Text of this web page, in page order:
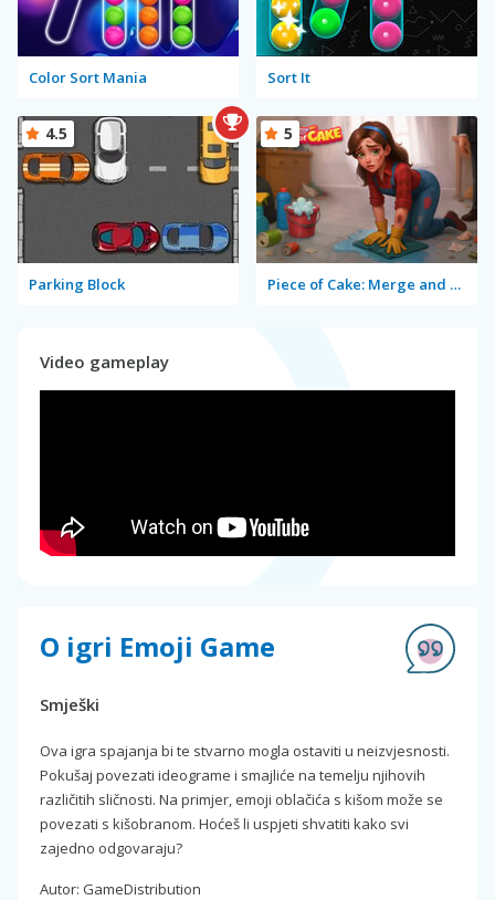
Color Sort Mania Sort It
Parking Block
4.5
Piece of Cake: Merge and Bake
5
Video gameplay
O igri Emoji Game
Smješki
Ova igra spajanja bi te stvarno mogla ostaviti u neizvjesnosti.
Pokušaj povezati ideograme i smajliće na temelju njihovih
različitih sličnosti. Na primjer, emoji oblačića s kišom može se
povezati s kišobranom. Hoćeš li uspjeti shvatiti kako svi
zajedno odgovaraju?
Autor: GameDistribution